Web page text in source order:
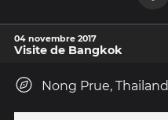
04 novembre 2017
Visite de Bangkok
Nong Prue, Thailand